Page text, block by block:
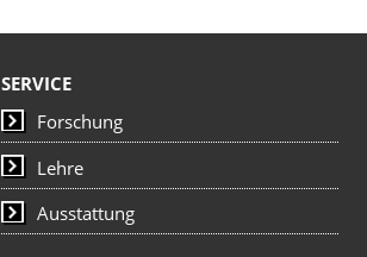
SERVICE
Forschung
Lehre
Ausstattung